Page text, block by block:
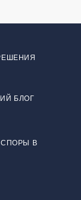
БЛОГ
СПОРЫ В